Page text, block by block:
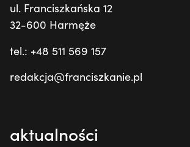
ul. Franciszkańska 12
32-600 Harmęże
tel.: +48 511 569 157
redakcja@franciszkanie.pl
aktualności